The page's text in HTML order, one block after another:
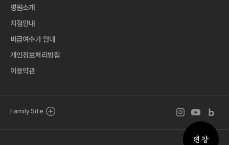
병원소개
지점안내
비급여수가 안내
개인정보처리방침
이용약관
Family Site 인스타그램 바로
유튜브 바로
블로그